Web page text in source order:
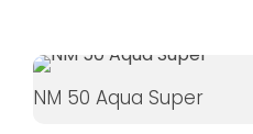
NM 50 Aqua Super
funktioner fra
hjemmesiden.